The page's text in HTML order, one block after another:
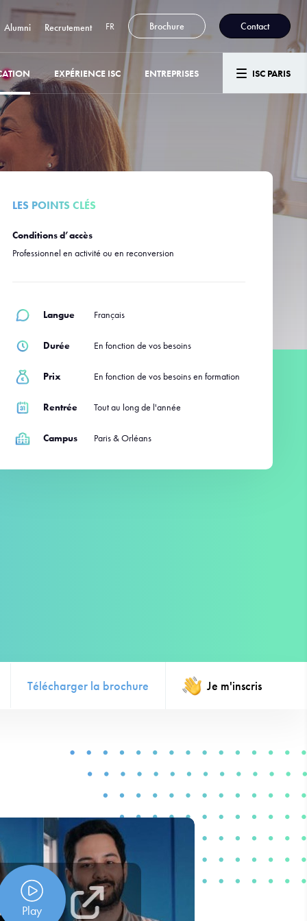
Alumni Recrutement FR Brochure Contact
EXPÉRIENCE ISC ENTREPRISES ISC PARIS
LES POINTS CLÉS
Conditions d’accès
Professionnel en activité ou en reconversion
Langue Français
Durée En fonction de vos besoins
Prix En fonction de vos besoins en formation
Rentrée Tout au long de l'année
Campus Paris & Orléans
Télécharger la brochure Je m'inscris
Play